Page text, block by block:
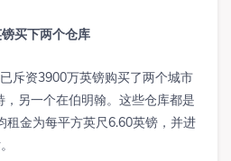
买下两个仓库
斥资3900万英镑购买了两个城市
另一个在伯明翰。这些仓库都是
租金为每平方英尺6.60英镑，并进